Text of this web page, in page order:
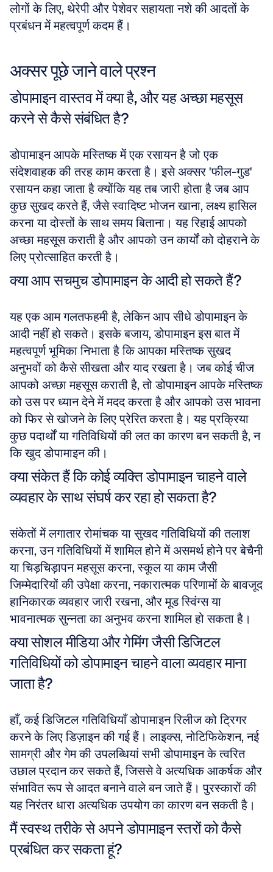
लोगों के लिए, थेरेपी और पेशेवर सहायता नशे की आदतों के
प्रबंधन में महत्वपूर्ण कदम हैं।
अक्सर पूछे जाने वाले प्रश्न
डोपामाइन वास्तव में क्या है, और यह अच्छा महसूस
करने से कैसे संबंधित है?
डोपामाइन आपके मस्तिष्क में एक रसायन है जो एक
संदेशवाहक की तरह काम करता है। इसे अक्सर 'फील-गुड'
रसायन कहा जाता है क्योंकि यह तब जारी होता है जब आप
कुछ सुखद करते हैं, जैसे स्वादिष्ट भोजन खाना, लक्ष्य हासिल
करना या दोस्तों के साथ समय बिताना। यह रिहाई आपको
अच्छा महसूस कराती है और आपको उन कार्यों को दोहराने के
लिए प्रोत्साहित करती है।
क्या आप सचमुच डोपामाइन के आदी हो सकते हैं?
यह एक आम गलतफहमी है, लेकिन आप सीधे डोपामाइन के
आदी नहीं हो सकते। इसके बजाय, डोपामाइन इस बात में
महत्वपूर्ण भूमिका निभाता है कि आपका मस्तिष्क सुखद
अनुभवों को कैसे सीखता और याद रखता है। जब कोई चीज
आपको अच्छा महसूस कराती है, तो डोपामाइन आपके मस्तिष्क
को उस पर ध्यान देने में मदद करता है और आपको उस भावना
को फिर से खोजने के लिए प्रेरित करता है। यह प्रक्रिया
कुछ पदार्थों या गतिविधियों की लत का कारण बन सकती है, न
कि खुद डोपामाइन की।
क्या संकेत हैं कि कोई व्यक्ति डोपामाइन चाहने वाले
व्यवहार के साथ संघर्ष कर रहा हो सकता है?
संकेतों में लगातार रोमांचक या सुखद गतिविधियों की तलाश
करना, उन गतिविधियों में शामिल होने में असमर्थ होने पर बेचैनी
या चिड़चिड़ापन महसूस करना, स्कूल या काम जैसी
जिम्मेदारियों की उपेक्षा करना, नकारात्मक परिणामों के बावजूद
हानिकारक व्यवहार जारी रखना, और मूड स्विंग्स या
भावनात्मक सुन्नता का अनुभव करना शामिल हो सकता है।
क्या सोशल मीडिया और गेमिंग जैसी डिजिटल
गतिविधियों को डोपामाइन चाहने वाला व्यवहार माना
जाता है?
हाँ, कई डिजिटल गतिविधियाँ डोपामाइन रिलीज को ट्रिगर
करने के लिए डिज़ाइन की गई हैं। लाइक्स, नोटिफिकेशन, नई
सामग्री और गेम की उपलब्धियां सभी डोपामाइन के त्वरित
उछाल प्रदान कर सकते हैं, जिससे वे अत्यधिक आकर्षक और
संभावित रूप से आदत बनाने वाले बन जाते हैं। पुरस्कारों की
यह निरंतर धारा अत्यधिक उपयोग का कारण बन सकती है।
मैं स्वस्थ तरीके से अपने डोपामाइन स्तरों को कैसे
प्रबंधित कर सकता हूं?